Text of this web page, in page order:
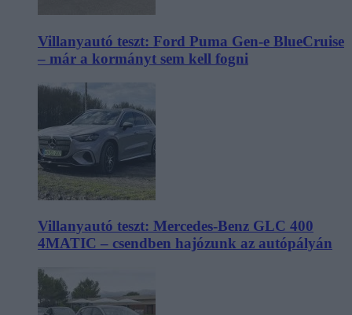
Villanyautó teszt: Ford Puma Gen-e BlueCruise
– már a kormányt sem kell fogni
Villanyautó teszt: Mercedes-Benz GLC 400
4MATIC – csendben hajózunk az autópályán